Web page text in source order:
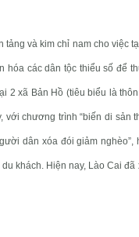
và kim chỉ nam cho việc
các dân tộc thiểu số để
2 xã Bản Hồ (tiêu biểu là
chương trình “biến di sản
dân xóa đói giảm
khách. Hiện nay, Lào Cai